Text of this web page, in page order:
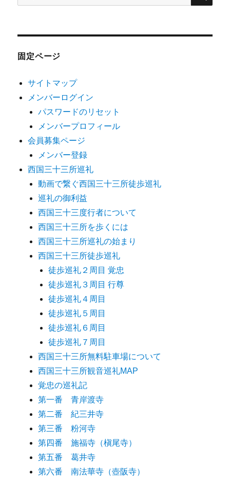
索:
固定ページ
サイトマップ
メンバーログイン
パスワードのリセット
メンバープロフィール
会員募集ページ
メンバー登録
西国三十三所巡礼
動画で繋ぐ西国三十三所徒歩巡礼
巡礼の御利益
西国三十三度行者について
西国三十三所を歩くには
西国三十三所巡礼の始まり
西国三十三所徒歩巡礼
徒歩巡礼２周目 覚忠
徒歩巡礼３周目 行尊
徒歩巡礼４周目
徒歩巡礼５周目
徒歩巡礼６周目
徒歩巡礼７周目
西国三十三所無料駐車場について
西国三十三所観音巡礼MAP
覚忠の巡礼記
第一番 青岸渡寺
第二番 紀三井寺
第三番 粉河寺
第四番 施福寺（槇尾寺）
第五番 葛井寺
第六番 南法華寺（壺阪寺）